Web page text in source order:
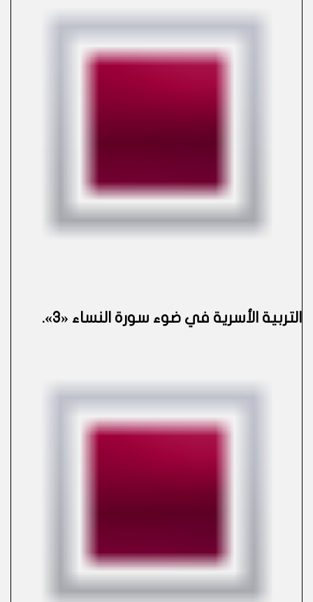
التربية الأسرية في ضوء سورة النساء «3» .